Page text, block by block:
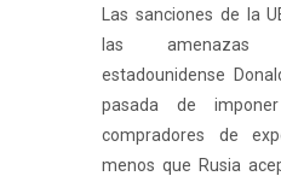
Las sanciones de la
las amenazas
estadounidense
pasada de
compradores de
menos que Rusia